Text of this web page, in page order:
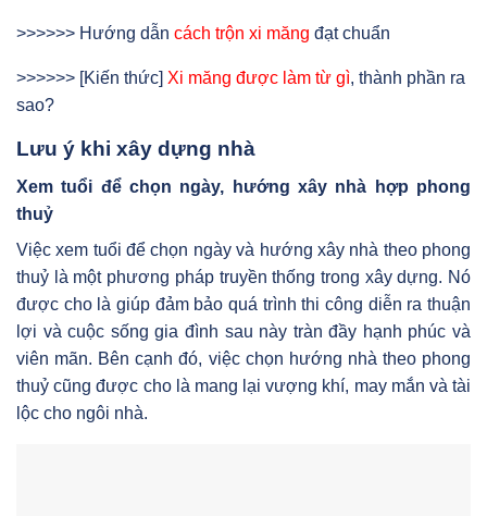
>>>>>> Hướng dẫn cách trộn xi măng đạt chuẩn
>>>>>> [Kiến thức] Xi măng được làm từ gì, thành phần ra
sao?
Lưu ý khi xây dựng nhà
Xem tuổi để chọn ngày, hướng xây nhà hợp phong
thuỷ
Việc xem tuổi để chọn ngày và hướng xây nhà theo phong
thuỷ là một phương pháp truyền thống trong xây dựng. Nó
được cho là giúp đảm bảo quá trình thi công diễn ra thuận
lợi và cuộc sống gia đình sau này tràn đầy hạnh phúc và
viên mãn. Bên cạnh đó, việc chọn hướng nhà theo phong
thuỷ cũng được cho là mang lại vượng khí, may mắn và tài
lộc cho ngôi nhà.